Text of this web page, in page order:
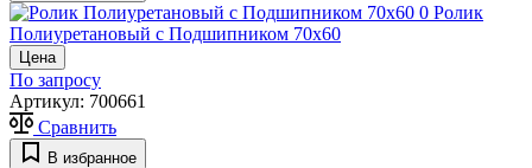
0 Ролик
Полиуретановый с Подшипником 70х60
Цена
По запросу
Артикул: 700661
Сравнить
В избранное